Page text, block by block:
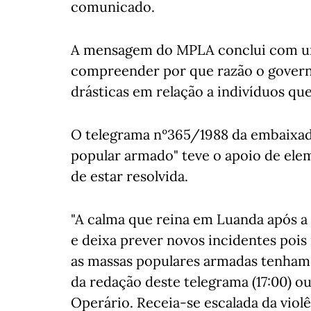
comunicado.
A mensagem do MPLA conclui com
compreender por que razão o
drásticas em relação a indivíduos
O telegrama nº365/1988 da
popular armado" teve o apoio de
de estar resolvida.
"A calma que reina em Luanda após
e deixa prever novos incidentes
as massas populares armadas
da redação deste telegrama (17:00)
Operário. Receia-se escalada da